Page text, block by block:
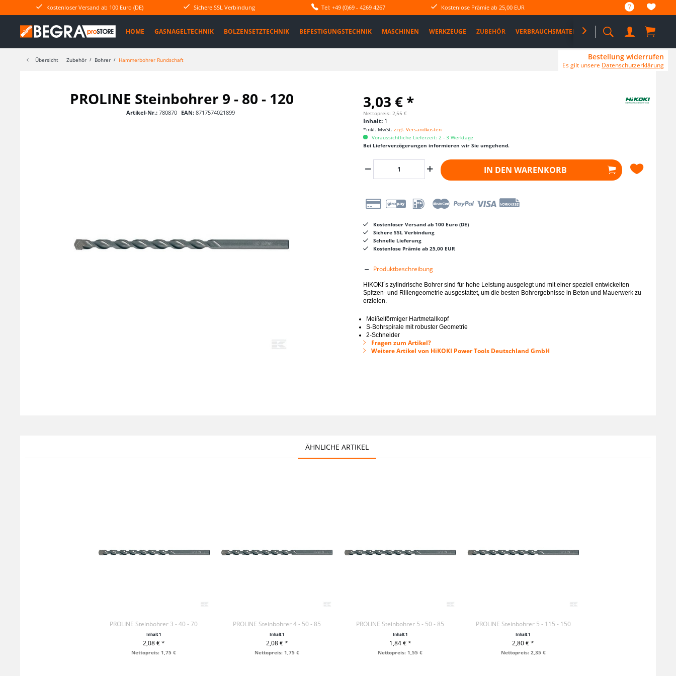
Kostenloser Versand ab 100 Euro (DE) Sichere SSL Verbindung Tel: +49 (0)69 - 4269 4267 Kostenlose Prämie ab 25,00 EUR
HOME GASNAGELTECHNIK BOLZENSETZTECHNIK BEFESTIGUNGSTECHNIK MASCHINEN WERKZEUGE ZUBEHÖR VERBRAUCHSMATERIAL %SALE% PRO DEALS

Übersicht Zubehör Bohrer Hammerbohrer Rundschaft
PROLINE Steinbohrer 9 - 80 - 120
Artikel-Nr.: 780870 EAN: 8717574021899
3,03 € *
Nettopreis: 2,55 €
Inhalt: 1
*inkl. MwSt. zzgl. Versandkosten
Voraussichtliche Lieferzeit: 2 - 3 Werktage
Bei Lieferverzögerungen informieren wir Sie umgehend.
IN DEN WARENKORB
Kostenloser Versand ab 100 Euro (DE)
Sichere SSL Verbindung
Schnelle Lieferung
Kostenlose Prämie ab 25,00 EUR
Produktbeschreibung
HiKOKI´s zylindrische Bohrer sind für hohe Leistung ausgelegt und mit einer speziell entwickelten
Spitzen- und Rillengeometrie ausgestattet, um die besten Bohrergebnisse in Beton und Mauerwerk zu
erzielen.
Meißelförmiger Hartmetallkopf
S-Bohrspirale mit robuster Geometrie
2-Schneider
Fragen zum Artikel?
Weitere Artikel von HiKOKI Power Tools Deutschland GmbH
ÄHNLICHE ARTIKEL
PROLINE Steinbohrer 3 - 40 - 70
Inhalt1
2,08 € *
+ IN DEN WARENKORB
Nettopreis: 1,75 €
PROLINE Steinbohrer 4 - 50 - 85
Inhalt1
2,08 € *
+ IN DEN WARENKORB
Nettopreis: 1,75 €
PROLINE Steinbohrer 5 - 50 - 85
Inhalt1
1,84 € *
+ IN DEN WARENKORB
Nettopreis: 1,55 €
PROLINE Steinbohrer 5 - 115 - 150
Inhalt1
2,80 € *
+ IN DEN WARENKORB
Nettopreis: 2,35 €
Bestellung widerrufen
Es gilt unsere Datenschutzerklärung